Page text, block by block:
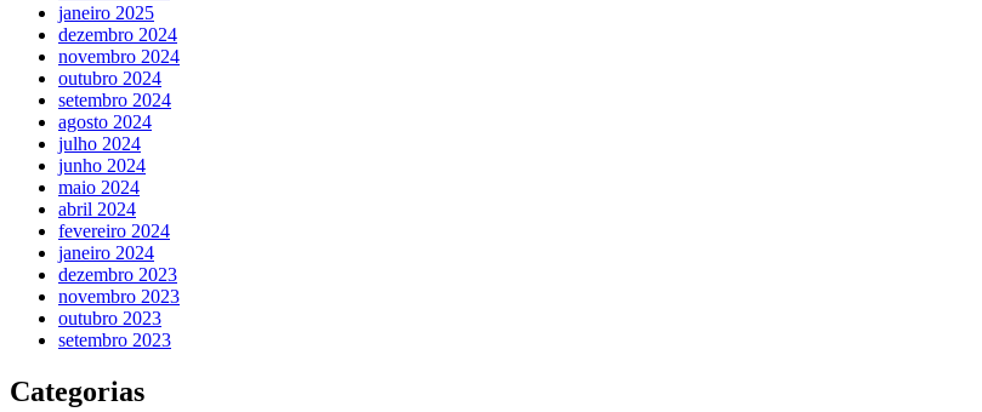
janeiro 2025
dezembro 2024
novembro 2024
outubro 2024
setembro 2024
agosto 2024
julho 2024
junho 2024
maio 2024
abril 2024
fevereiro 2024
janeiro 2024
dezembro 2023
novembro 2023
outubro 2023
setembro 2023
Categorias